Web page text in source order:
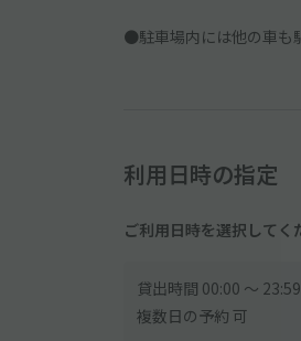
●駐車場内には他の車も
利用日時の指定
ご利用日時を選択してく
貸出時間 00:00 〜 23:59
複数日の予約 可